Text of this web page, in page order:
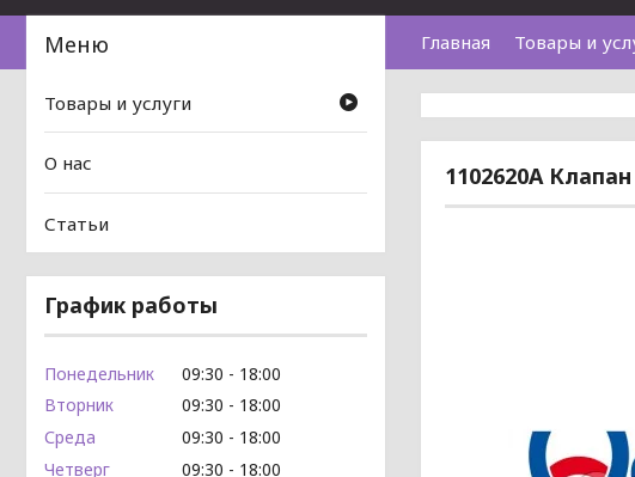
Главная Товары и
1102620A
Товары и услуги
О нас
Статьи
График работы
Понедельник 09:30
18:00
Вторник
09:30
18:00
Среда
09:30
18:00
Четверг
09:30
18:00